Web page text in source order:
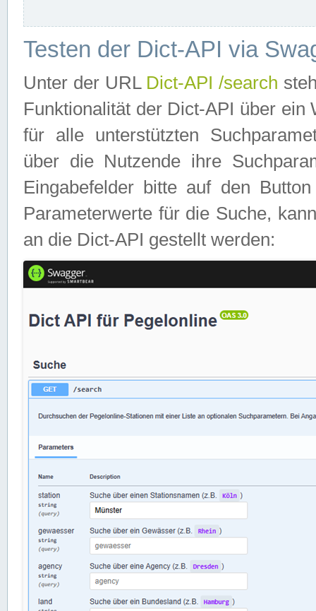
Testen der Dict-API via
Unter der URL Dict-API /search
Funktionalität der Dict-API über
für alle unterstützten
über die Nutzende ihre
Eingabefelder bitte auf den
Parameterwerte für die Suche,
an die Dict-API gestellt werden: